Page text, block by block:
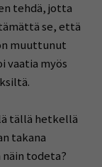
tehdä, jotta
se, että
muuttunut
vaatia myös
tällä hetkellä
takana
todeta?